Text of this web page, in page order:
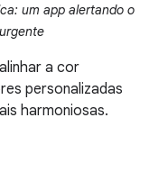
um app alertando o
a cor
personalizadas
harmoniosas.